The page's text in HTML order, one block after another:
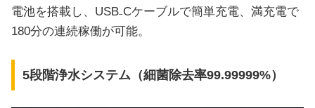
電池を搭載し、USB₋Cケーブルで簡単充電、満充電で
180分の連続稼働が可能。
5段階浄水システム（細菌除去率99.99999%）